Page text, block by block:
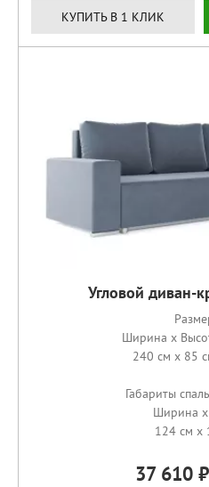
КУПИТЬ В 1 КЛИК
Угловой диван-
Ширина x
240 см x 85
Габариты
Ширина
124 см x
37 610